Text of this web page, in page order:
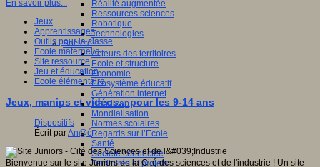
Réalité augmentée
Ressources sciences
Robotique
Technologies
Société
Acteurs des territoires
Ecole et structure
Economie
Ecosystème éducatif
Génération internet
Handicap
Mondialisation
Normes scolaires
Regards sur l’Ecole
Santé
Société connectée
Territoires et projets
En savoir plus...
Jeux
Apprentissages
Outils pour la classe
Ecole maternelle
Site ressource
Jeu et éducation
Ecole élémentaire
Jeux, manips et vidéos... pour les 9-14 ans
Dispositifs
Écrit parAn@é
Bienvenue sur le site Juniors de la Cité des sciences et de l'industrie ! Un site